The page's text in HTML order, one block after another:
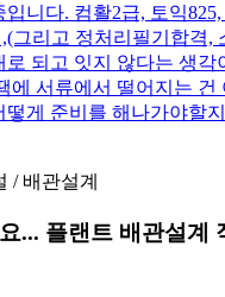
입니다. 컴활2급, 토익
그리고 정처리필기합격,
로 되고 잇지 않다는 생각
에 서류에서 떨어지는 건
떻게 준비를 해나가야할
/ 배관설계
... 플랜트 배관설계